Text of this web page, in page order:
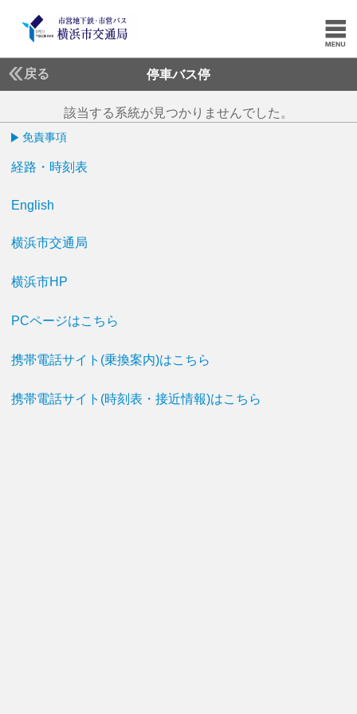
戻る 停車バス停
該当する系統が見つかりませんでした。
免責事項
経路・時刻表
English
横浜市交通局
横浜市HP
PCページはこちら
携帯電話サイト(乗換案内)はこちら
携帯電話サイト(時刻表・接近情報)はこちら